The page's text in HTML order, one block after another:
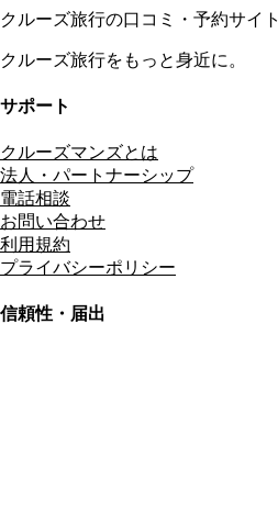
クルーズ旅行の口コミ・予約サイト
クルーズ旅行をもっと身近に。
サポート
クルーズマンズとは
法人・パートナーシップ
電話相談
お問い合わせ
利用規約
プライバシーポリシー
信頼性・届出